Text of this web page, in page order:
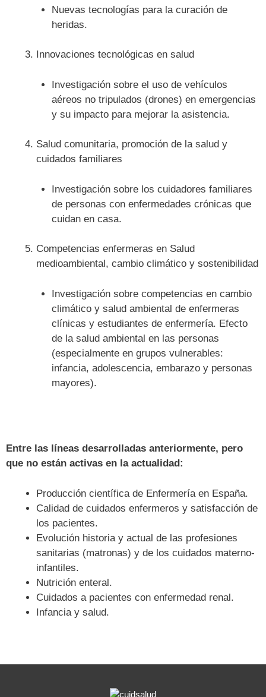
Nuevas tecnologías para la curación de
heridas.
Innovaciones tecnológicas en salud
Investigación sobre el uso de vehículos
aéreos no tripulados (drones) en emergencias
y su impacto para mejorar la asistencia.
Salud comunitaria, promoción de la salud y
cuidados familiares
Investigación sobre los cuidadores familiares
de personas con enfermedades crónicas que
cuidan en casa.
Competencias enfermeras en Salud
medioambiental, cambio climático y sostenibilidad
Investigación sobre competencias en cambio
climático y salud ambiental de enfermeras
clínicas y estudiantes de enfermería. Efecto
de la salud ambiental en las personas
(especialmente en grupos vulnerables:
infancia, adolescencia, embarazo y personas
mayores).
Entre las líneas desarrolladas anteriormente, pero
que no están activas en la actualidad:
Producción científica de Enfermería en España.
Calidad de cuidados enfermeros y satisfacción de
los pacientes.
Evolución historia y actual de las profesiones
sanitarias (matronas) y de los cuidados materno-
infantiles.
Nutrición enteral.
Cuidados a pacientes con enfermedad renal.
Infancia y salud.